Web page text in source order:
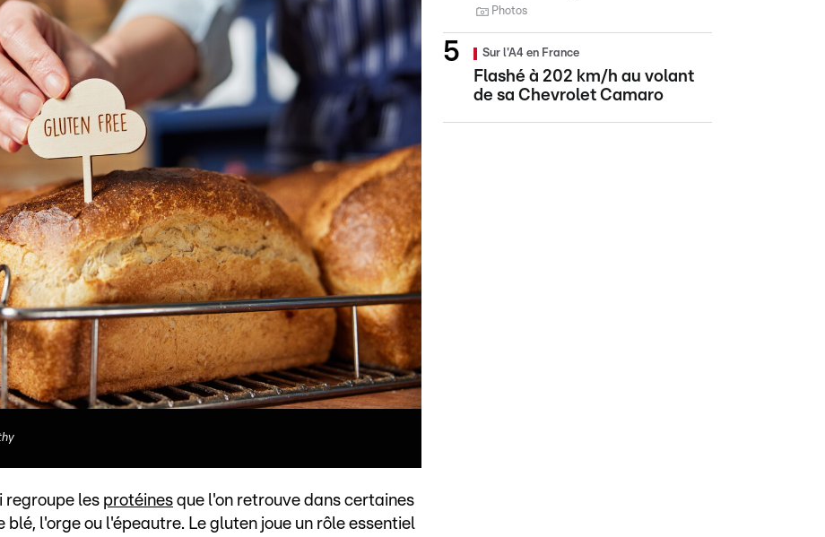
regroupe les protéines que l'on retrouve dans certaines
l'orge ou l'épeautre. Le gluten joue un rôle essentiel
Photos
Sur l'A4 en France
Flashé à 202 km/h au volant
de sa Chevrolet Camaro